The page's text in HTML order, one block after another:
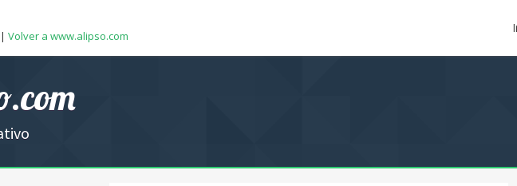
| Volver a www.alipso.com